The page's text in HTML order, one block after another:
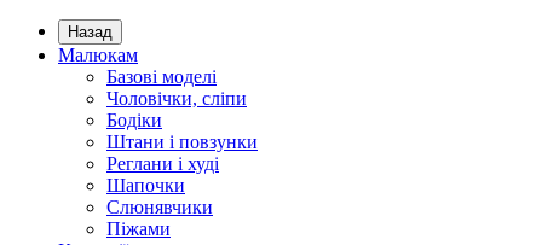
Назад
Малюкам
Базові моделі
Чоловічки, сліпи
Бодіки
Штани і повзунки
Реглани і худі
Шапочки
Слюнявчики
Піжами